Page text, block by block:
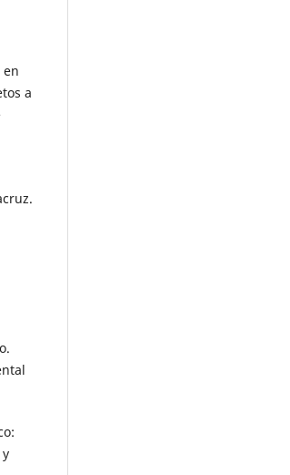
en
a